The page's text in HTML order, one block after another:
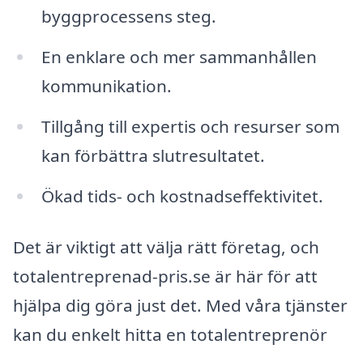
byggprocessens steg.
En enklare och mer sammanhållen
kommunikation.
Tillgång till expertis och resurser som
kan förbättra slutresultatet.
Ökad tids- och kostnadseffektivitet.
Det är viktigt att välja rätt företag, och
totalentreprenad-pris.se är här för att
hjälpa dig göra just det. Med våra tjänster
kan du enkelt hitta en totalentreprenör